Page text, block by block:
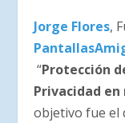
Jorge Flores,
“Protección
Privacidad en
objetivo fue el